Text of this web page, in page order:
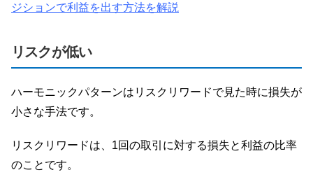
ジションで利益を出す方法を解説
リスクが低い
ハーモニックパターンはリスクリワードで見た時に損失が
小さな手法です。
リスクリワードは、1回の取引に対する損失と利益の比率
のことです。